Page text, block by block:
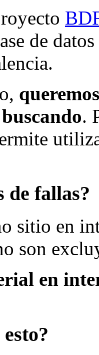
de
.
de fallas?
sitio en
son
en